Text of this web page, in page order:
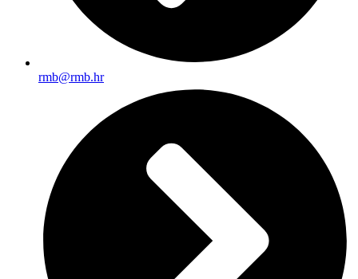
rmb@rmb.hr